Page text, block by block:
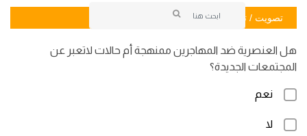
تصويت / تصويت
هل العنصرية ضد المهاجرين ممنهجة أم حالات لاتعبر عن
المجتمعات الجديدة؟
نعم
لا